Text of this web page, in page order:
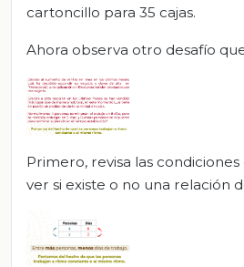
cartoncillo para 35 cajas.
Ahora observa otro desafío
Primero, revisa las
ver si existe o no una relación